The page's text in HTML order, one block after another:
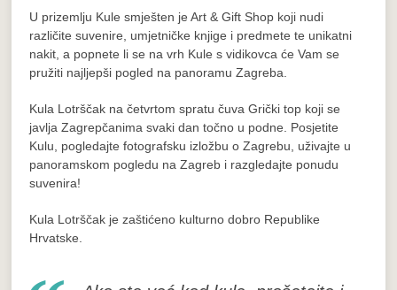
U prizemlju Kule smješten je Art & Gift Shop koji nudi
različite suvenire, umjetničke knjige i predmete te unikatni
nakit, a popnete li se na vrh Kule s vidikovca će Vam se
pružiti najljepši pogled na panoramu Zagreba.
Kula Lotrščak na četvrtom spratu čuva Grički top koji se
javlja Zagrepčanima svaki dan točno u podne. Posjetite
Kulu, pogledajte fotografsku izložbu o Zagrebu, uživajte u
panoramskom pogledu na Zagreb i razgledajte ponudu
suvenira!
Kula Lotrščak je zaštićeno kulturno dobro Republike
Hrvatske.